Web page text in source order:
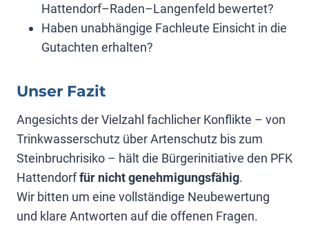
Hattendorf–Raden–Langenfeld bewertet?
Haben unabhängige Fachleute Einsicht in die
Gutachten erhalten?
Unser Fazit
Angesichts der Vielzahl fachlicher Konflikte – von
Trinkwasserschutz über Artenschutz bis zum
Steinbruchrisiko – hält die Bürgerinitiative den PFK
Hattendorffür nicht genehmigungsfähig.
Wir bitten um eine vollständige Neubewertung
und klare Antworten auf die offenen Fragen.